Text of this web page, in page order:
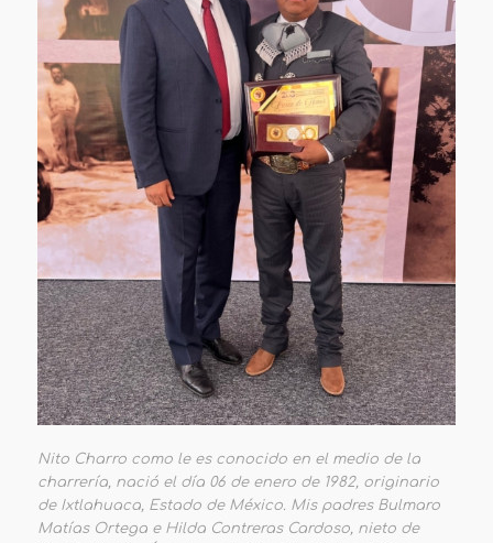
Nito Charro como le es conocido en el medio de la
charrería, nació el día 06 de enero de 1982, originario
de Ixtlahuaca, Estado de México. Mis padres Bulmaro
Matías Ortega e Hilda Contreras Cardoso, nieto de